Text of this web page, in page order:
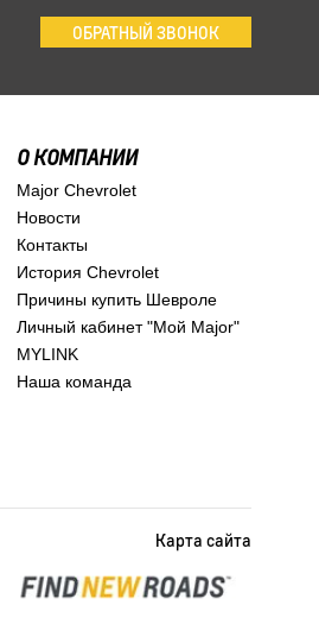
ОБРАТНЫЙ ЗВОНОК
О КОМПАНИИ
Major Chevrolet
Новости
Контакты
История Chevrolet
Причины купить Шевроле
Личный кабинет "Мой Major"
MYLINK
Наша команда
Карта сайта